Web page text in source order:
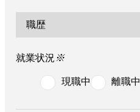
職歴
就業状況※
現職中 離職中